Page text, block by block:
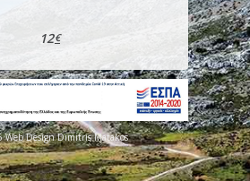
12€
Web Design Dimitris Matakos